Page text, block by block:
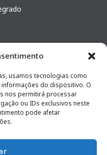
usamos tecnologias como
do dispositivo. O
nos permitirá processar
ou IDs exclusivos neste
pode afetar